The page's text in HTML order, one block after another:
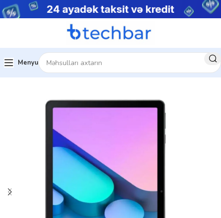
Menyu
Ev Tablet və Planşetlər